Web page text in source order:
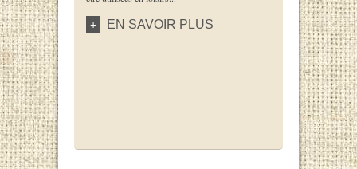
+ EN SAVOIR PLUS